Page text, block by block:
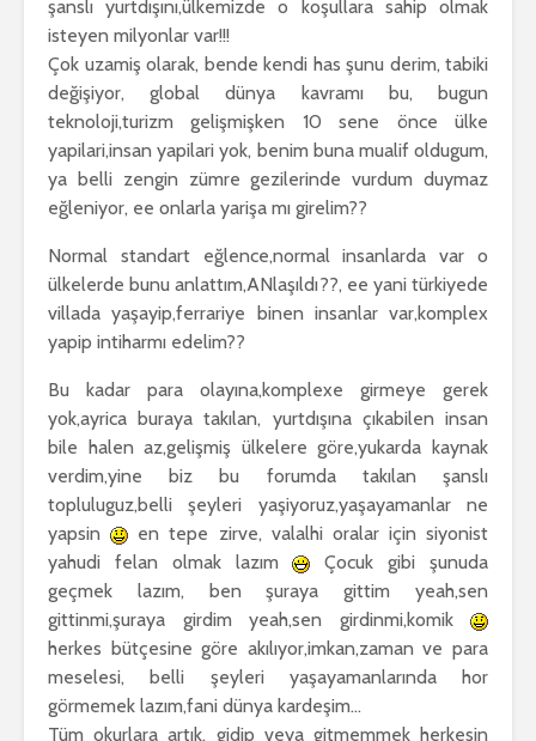
şanslı yurtdışını,ülkemizde o koşullara sahip olmak
isteyen milyonlar var!!!
Çok uzamiş olarak, bende kendi has şunu derim, tabiki
değişiyor, global dünya kavramı bu, bugun
teknoloji,turizm gelişmişken 10 sene önce ülke
yapilari,insan yapilari yok, benim buna mualif oldugum,
ya belli zengin zümre gezilerinde vurdum duymaz
eğleniyor, ee onlarla yarişa mı girelim??
Normal standart eğlence,normal insanlarda var o
ülkelerde bunu anlattım,ANlaşıldı??, ee yani türkiyede
villada yaşayip,ferrariye binen insanlar var,komplex
yapip intiharmı edelim??
Bu kadar para olayına,komplexe girmeye gerek
yok,ayrica buraya takılan, yurtdışına çıkabilen insan
bile halen az,gelişmiş ülkelere göre,yukarda kaynak
verdim,yine biz bu forumda takılan şanslı
topluluguz,belli şeyleri yaşiyoruz,yaşayamanlar ne
yapsin
en tepe zirve, valalhi oralar için siyonist
yahudi felan olmak lazım
Çocuk gibi şunuda
geçmek lazım, ben şuraya gittim yeah,sen
gittinmi,şuraya girdim yeah,sen girdinmi,komik
herkes bütçesine göre akılıyor,imkan,zaman ve para
meselesi, belli şeyleri yaşayamanlarında hor
görmemek lazım,fani dünya kardeşim…
Tüm okurlara artık, gidip veya gitmemmek herkesin